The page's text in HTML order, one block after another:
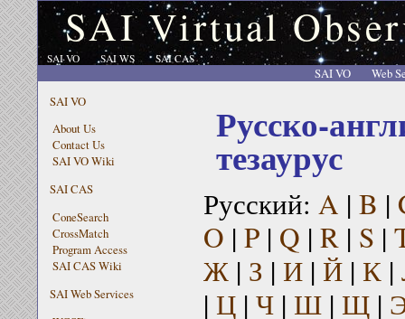
SAI Virtual
SAI VO SAI WS SAI CAS
SAI VO
Web
SAI VO
About Us
Contact Us
SAI VO Wiki
SAI CAS
ConeSearch
CrossMatch
Program Access
SAI CAS Wiki
SAI Web Services
Русско-
тезаурус
Русский: A | B |
O | P| Q | R| S |
Ж| З | И| Й| К|
| Ц| Ч| Ш| Щ|